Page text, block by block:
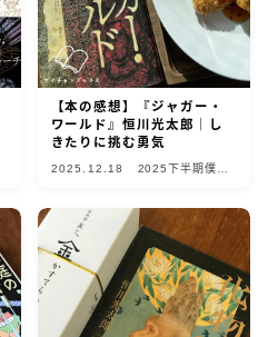
【本の感想】『ジャガー・
ワールド』恒川光太郎｜し
きたりに挑む勇気
2025.12.18
2025下半期僕的